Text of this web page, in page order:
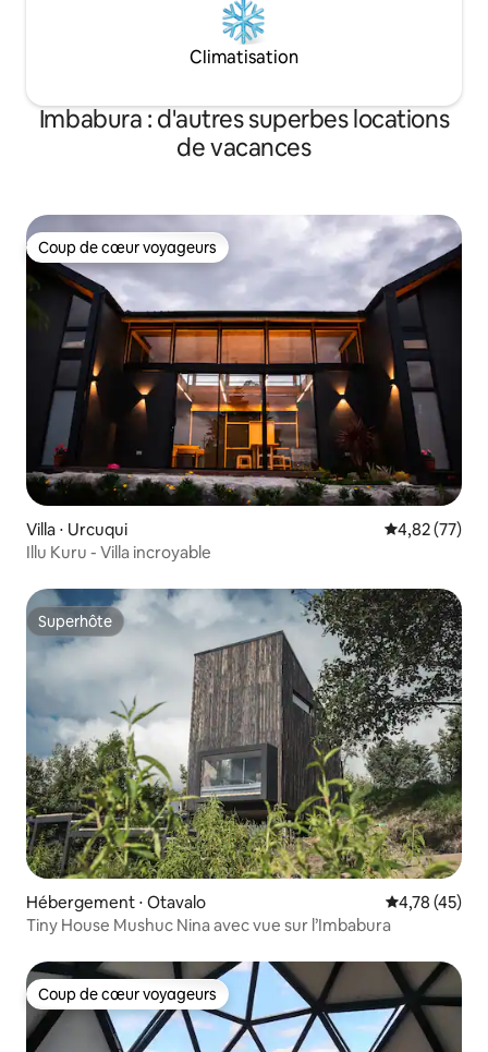
Climatisation
Imbabura : d'autres superbes locations
de vacances
Coup de cœur voyageurs
Coup de cœur voyageurs
Villa ⋅ Urcuqui Évaluation
4,82 (77)
Illu Kuru - Villa incroyable
Superhôte
Superhôte
Hébergement ⋅ Otavalo Évaluation
4,78 (45)
Tiny House Mushuc Nina avec vue sur l’Imbabura
Coup de cœur voyageurs
Coup de cœur voyageurs